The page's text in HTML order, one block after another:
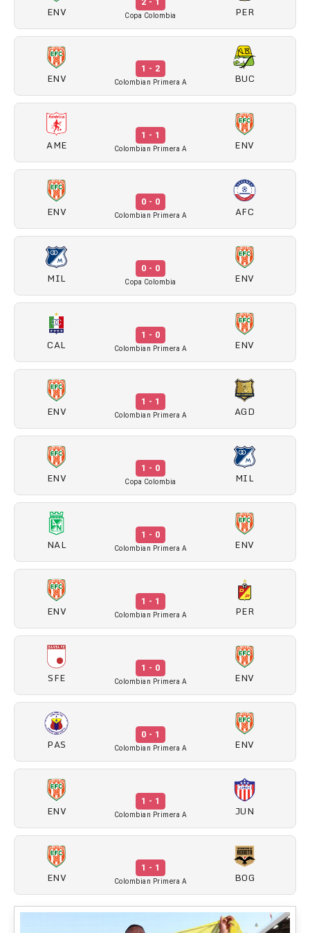
ENV Copa Colombia PER
ENV
1 - 2
Colombian Primera A BUC
AME
1 - 1
Colombian Primera A ENV
ENV
0 - 0
Colombian Primera A AFC
MIL
0 - 0
Copa Colombia ENV
CAL
1 - 0
Colombian Primera A ENV
ENV
1 - 1
Colombian Primera A AGD
ENV
1 - 0
Copa Colombia MIL
NAL
1 - 0
Colombian Primera A ENV
ENV
1 - 1
Colombian Primera A PER
SFE
1 - 0
Colombian Primera A ENV
PAS
0 - 1
Colombian Primera A ENV
ENV
1 - 1
Colombian Primera A JUN
ENV
1 - 1
Colombian Primera A BOG